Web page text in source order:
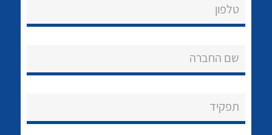
הצוות שלנו
שירותי תמיכה
טלפון
שם החברה
תפקיד